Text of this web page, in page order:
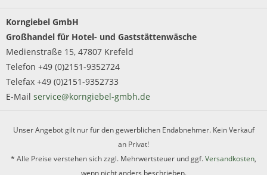
Korngiebel GmbH
Großhandel für Hotel- und Gaststättenwäsche
Medienstraße 15, 47807 Krefeld
Telefon +49 (0)2151-9352724
Telefax +49 (0)2151-9352733
E-Mail service@korngiebel-gmbh.de
Unser Angebot gilt nur für den gewerblichen Endabnehmer. Kein Verkauf
an Privat!
* Alle Preise verstehen sich zzgl. Mehrwertsteuer und ggf.Versandkosten,